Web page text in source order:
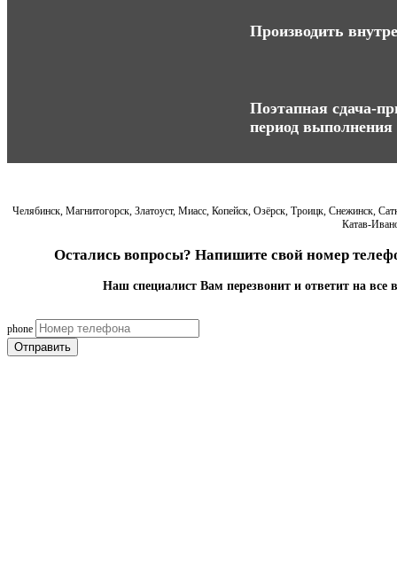
Производить
Поэтапная сдача-
период выполнения
Челябинск, Магнитогорск, Златоуст, Миасс, Копейск, Озёрск, Троицк, Снежинск,
Катав-
Остались вопросы? Напишите свой номер
Наш специалист Вам перезвонит и ответит на все
phone
Отправить